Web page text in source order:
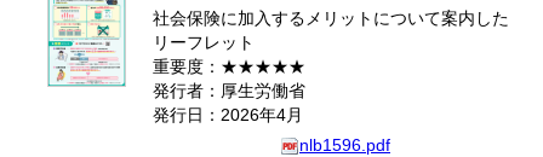
社会保険に加入するメリットについて案内した
リーフレット
重要度：★★★★★
発行者：厚生労働省
発行日：2026年4月
nlb1596.pdf